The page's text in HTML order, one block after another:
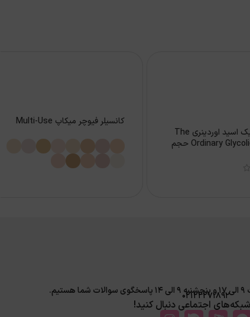
تونر گلیکولیک اسید اوردینری The
Ordinary Glycolic Acid 7% حجم
کانسیلر فیوچر میکاپ Multi-Use
شبکه‌های اجتماعی دنبال کنید!
02122271892